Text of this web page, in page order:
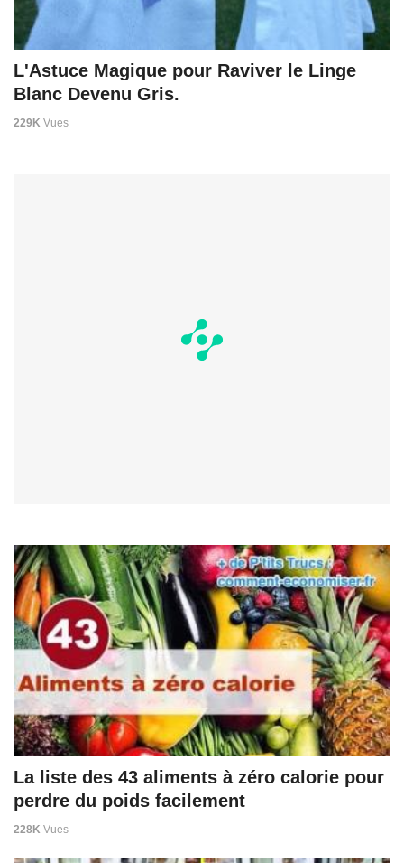
L'Astuce Magique pour Raviver le Linge
Blanc Devenu Gris.
229K Vues
La liste des 43 aliments à zéro calorie pour
perdre du poids facilement
228K Vues